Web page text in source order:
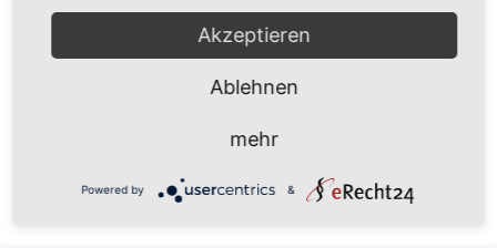
welcher zur Rohrproduktion und Herstellung von
Fittingen dient. Das entstandene Unternehmen
Deutsche Bogenn GmbH bietet eine weitere industrielle
Zurück zur Newsübersicht
Akzeptieren
Ablehnen
mehr
Powered by &